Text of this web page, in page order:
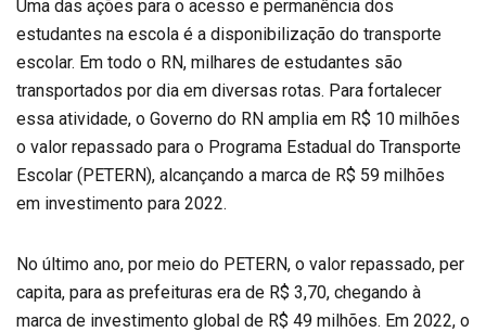
Uma das ações para o acesso e permanência dos
estudantes na escola é a disponibilização do transporte
escolar. Em todo o RN, milhares de estudantes são
transportados por dia em diversas rotas. Para fortalecer
essa atividade, o Governo do RN amplia em R$ 10 milhões
o valor repassado para o Programa Estadual do Transporte
Escolar (PETERN), alcançando a marca de R$ 59 milhões
em investimento para 2022.
No último ano, por meio do PETERN, o valor repassado, per
capita, para as prefeituras era de R$ 3,70, chegando à
marca de investimento global de R$ 49 milhões. Em 2022, o